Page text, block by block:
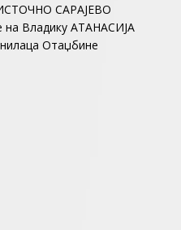
САРАЈЕВО
на Владику АТАНАСИЈА
Отаџбине